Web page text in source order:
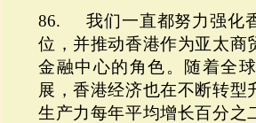
86. 我们一直都努力强化
位，并推动香港作为亚太商
金融中心的角色。随着全
展，香港经济也在不断转
生产力每年平均增长百分之